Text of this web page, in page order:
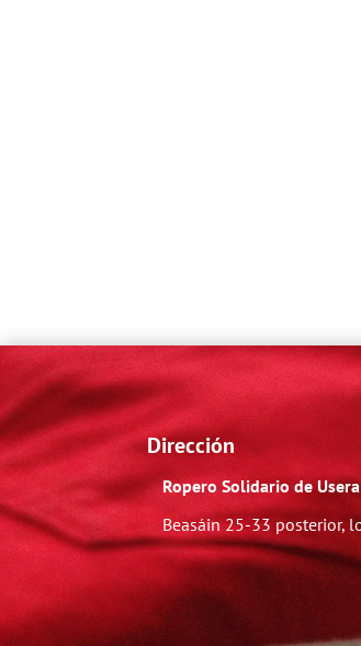
Dirección
Ropero Solidario de Usera
Beasáin 25-33 posterior,